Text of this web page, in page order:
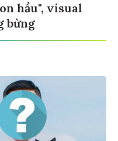
hầu", visual
bừng